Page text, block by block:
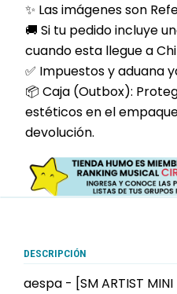
✨ Las imágenes son
🚚 Si tu pedido incluye
cuando esta llegue a
✅ Impuestos y aduana
📦 Caja (Outbox):
estéticos en el
devolución.
DESCRIPCIÓN
aespa - [SM ARTIST MINI